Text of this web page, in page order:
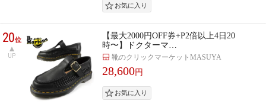
20位
UP
【最大2000円OFF券+P2倍以上4日20
時〜】ドクターマ…
靴のクリックマーケットMASUYA
28,600円